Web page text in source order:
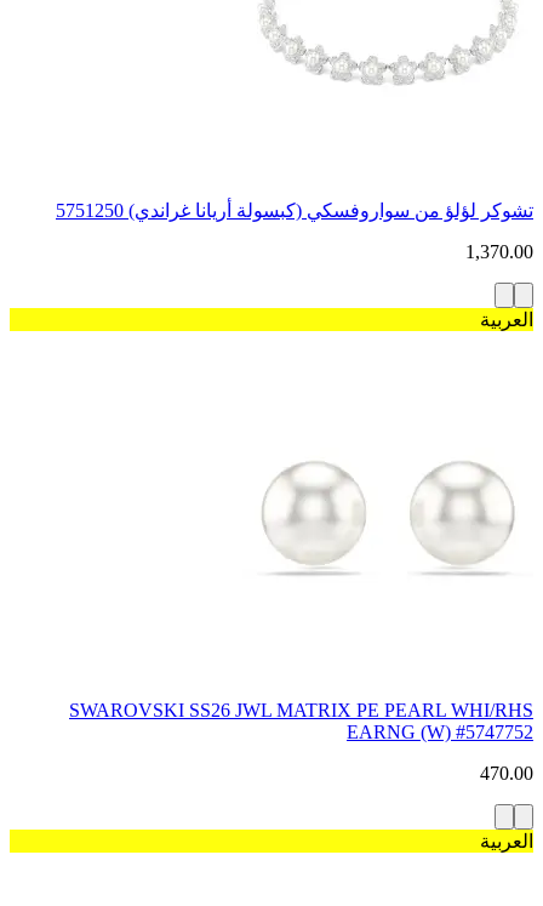
تشوكر لؤلؤ من سواروفسكي (كبسولة أريانا غراندي) 5751250
1,370.00
العربية
SWAROVSKI SS26 JWL MATRIX PE PEARL WHI/RHS
EARNG (W) #5747752
470.00
العربية